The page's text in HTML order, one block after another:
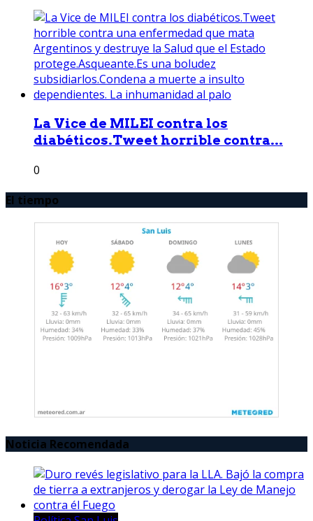
La Vice de MILEI contra los
diabéticos.Tweet horrible contra...
0
El tiempo
Noticia Recomendada